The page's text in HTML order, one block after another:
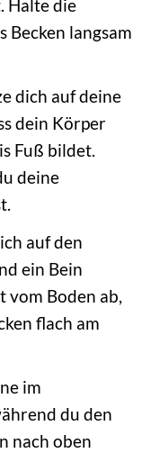
Halte die
Becken langsam
dich auf deine
dein Körper
Fuß bildet.
deine
auf den
ein Bein
vom Boden ab,
flach am
im
du den
nach oben